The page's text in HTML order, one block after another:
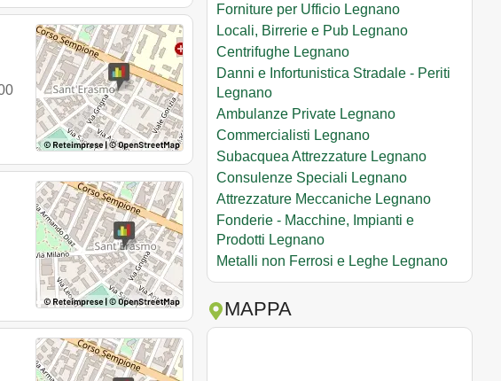
Forniture per Ufficio Legnano
Locali, Birrerie e Pub Legnano
Centrifughe Legnano
Danni e Infortunistica Stradale - Periti
Legnano
Ambulanze Private Legnano
Commercialisti Legnano
Subacquea Attrezzature Legnano
Consulenze Speciali Legnano
Attrezzature Meccaniche Legnano
Fonderie - Macchine, Impianti e
Prodotti Legnano
Metalli non Ferrosi e Leghe Legnano
MAPPA